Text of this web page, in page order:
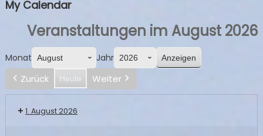
My Calendar
Veranstaltungen im August 2026
Monat Jahr
Zurück Heute Weiter
1. August 2026